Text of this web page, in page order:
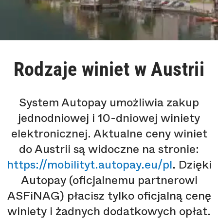
Rodzaje winiet w Austrii
System Autopay umożliwia zakup
jednodniowej i 10-dniowej winiety
elektronicznej. Aktualne ceny winiet
do Austrii są widoczne na stronie:
https://mobilityt.autopay.eu/pl. Dzięki
Autopay (oficjalnemu partnerowi
ASFiNAG) płacisz tylko oficjalną cenę
winiety i żadnych dodatkowych opłat.